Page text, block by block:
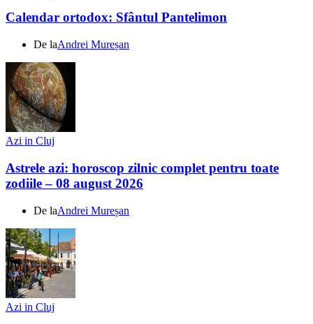
Calendar ortodox: Sfântul Pantelimon
De laAndrei Mureșan
Azi in Cluj
Astrele azi: horoscop zilnic complet pentru toate
zodiile – 08 august 2026
De laAndrei Mureșan
Azi in Cluj